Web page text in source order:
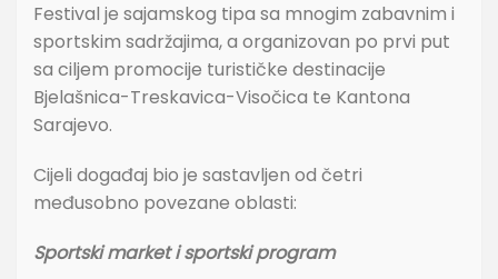
Festival je sajamskog tipa sa mnogim zabavnim i
sportskim sadržajima, a organizovan po prvi put
sa ciljem promocije turističke destinacije
Bjelašnica-Treskavica-Visočica te Kantona
Sarajevo.
Cijeli događaj bio je sastavljen od četri
međusobno povezane oblasti:
Sportski market i sportski program